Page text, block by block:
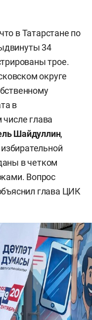
в Татарстане по
34
трое.
округе
в
глава
Шайдуллин,
в четком
Вопрос
глава ЦИК